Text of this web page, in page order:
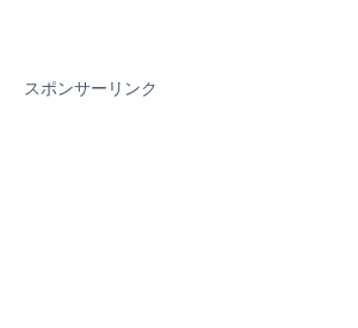
スポンサーリンク